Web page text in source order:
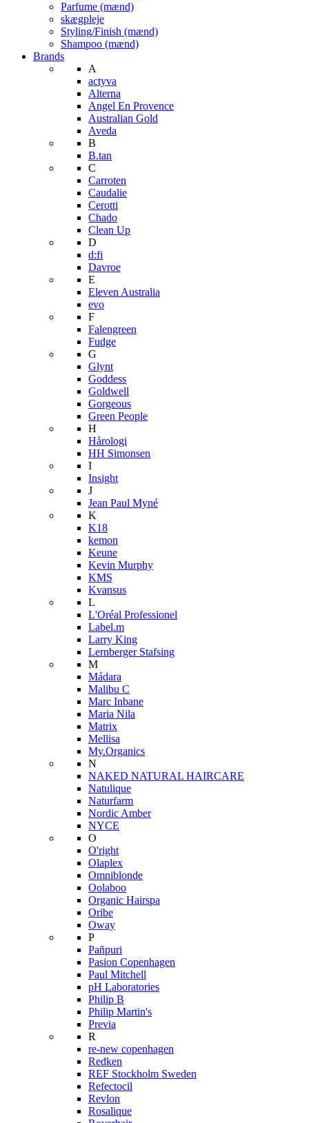
Parfume (mænd)
skægpleje
Styling/Finish (mænd)
Shampoo (mænd)
Brands
A
actyva
Alterna
Angel En Provence
Australian Gold
Aveda
B
B.tan
C
Carroten
Caudalie
Cerotti
Chado
Clean Up
D
d:fi
Davroe
E
Eleven Australia
evo
F
Falengreen
Fudge
G
Glynt
Goddess
Goldwell
Gorgeous
Green People
H
Hårologi
HH Simonsen
I
Insight
J
Jean Paul Myné
K
K18
kemon
Keune
Kevin Murphy
KMS
Kvansus
L
L'Oréal Professionel
Label.m
Larry King
Lernberger Stafsing
M
Mádara
Malibu C
Marc Inbane
Maria Nila
Matrix
Mellisa
My.Organics
N
NAKED NATURAL HAIRCARE
Natulique
Naturfarm
Nordic Amber
NYCE
O
O'right
Olaplex
Omniblonde
Oolaboo
Organic Hairspa
Oribe
Oway
P
Pañpuri
Pasion Copenhagen
Paul Mitchell
pH Laboratories
Philip B
Philip Martin's
Previa
R
re-new copenhagen
Redken
REF Stockholm Sweden
Refectocil
Revlon
Rosalique